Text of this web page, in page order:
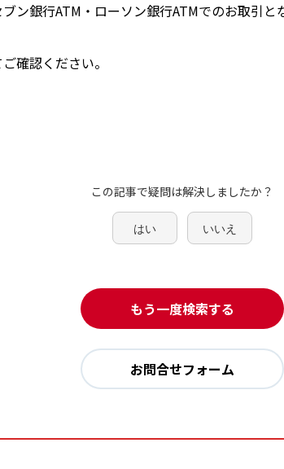
ン銀行ATM・ローソン銀行ATMでのお取引と
確認ください。
この記事で疑問は解決しましたか？
はい いいえ
もう一度検索する
お問合せフォーム